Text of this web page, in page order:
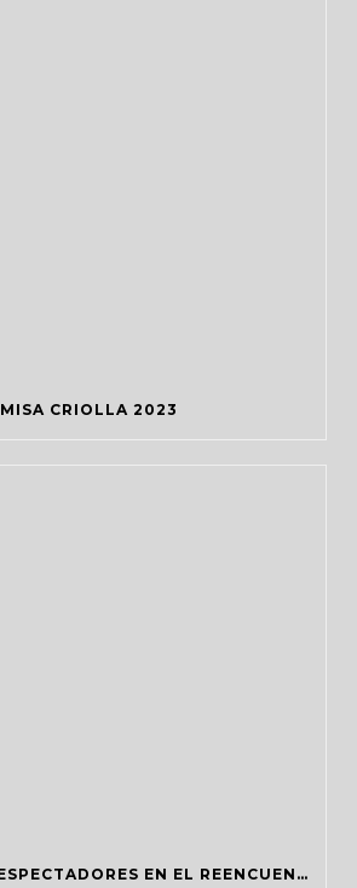
MISA CRIOLLA 2023
¡4.283.000 DE ESPECTADORES EN EL REENCUENTRO DE CRÓNICAS MARCIANAS!